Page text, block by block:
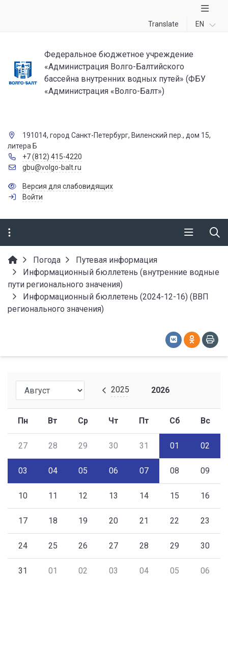
Translate EN
Федеральное бюджетное учреждение
«Администрация Волго-Балтийского
бассейна внутренних водных путей» (ФБУ
«Администрация «Волго-Балт»)
191014, город Санкт-Петербург, Виленский пер., дом 15,
литера Б
+7 (812) 415-4220
gbu@volgo-balt.ru
Версия для слабовидящих
Войти
Погода
Путевая информация
Информационный бюллетень (внутренние водные
пути регионального значения)
Информационный бюллетень (2024-12-16) (ВВП
регионального значения)
2025 2026
Пн Вт Ср Чт Пт Сб Вс
27 28 29 30 31 01 02
03 04 05 06 07 08 09
10 11 12 13 14 15 16
17 18 19 20 21 22 23
24 25 26 27 28 29 30
31 01 02 03 04 05 06